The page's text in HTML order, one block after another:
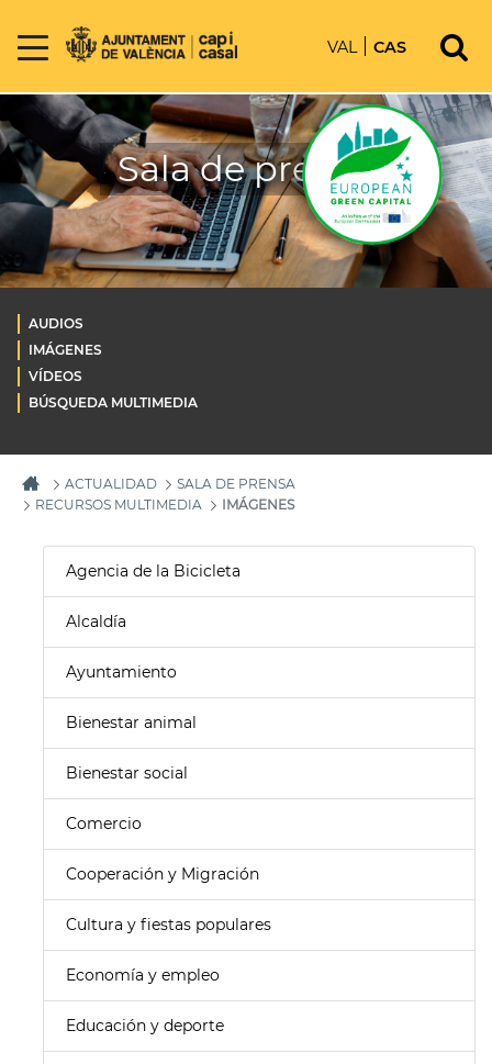
VAL CAS
Sala de prensa
AUDIOS
IMÁGENES
VÍDEOS
BÚSQUEDA MULTIMEDIA
ACTUALIDAD
SALA DE PRENSA
RECURSOS MULTIMEDIA
IMÁGENES
Agencia de la Bicicleta
Alcaldía
Ayuntamiento
Bienestar animal
Bienestar social
Comercio
Cooperación y Migración
Cultura y fiestas populares
Economía y empleo
Educación y deporte